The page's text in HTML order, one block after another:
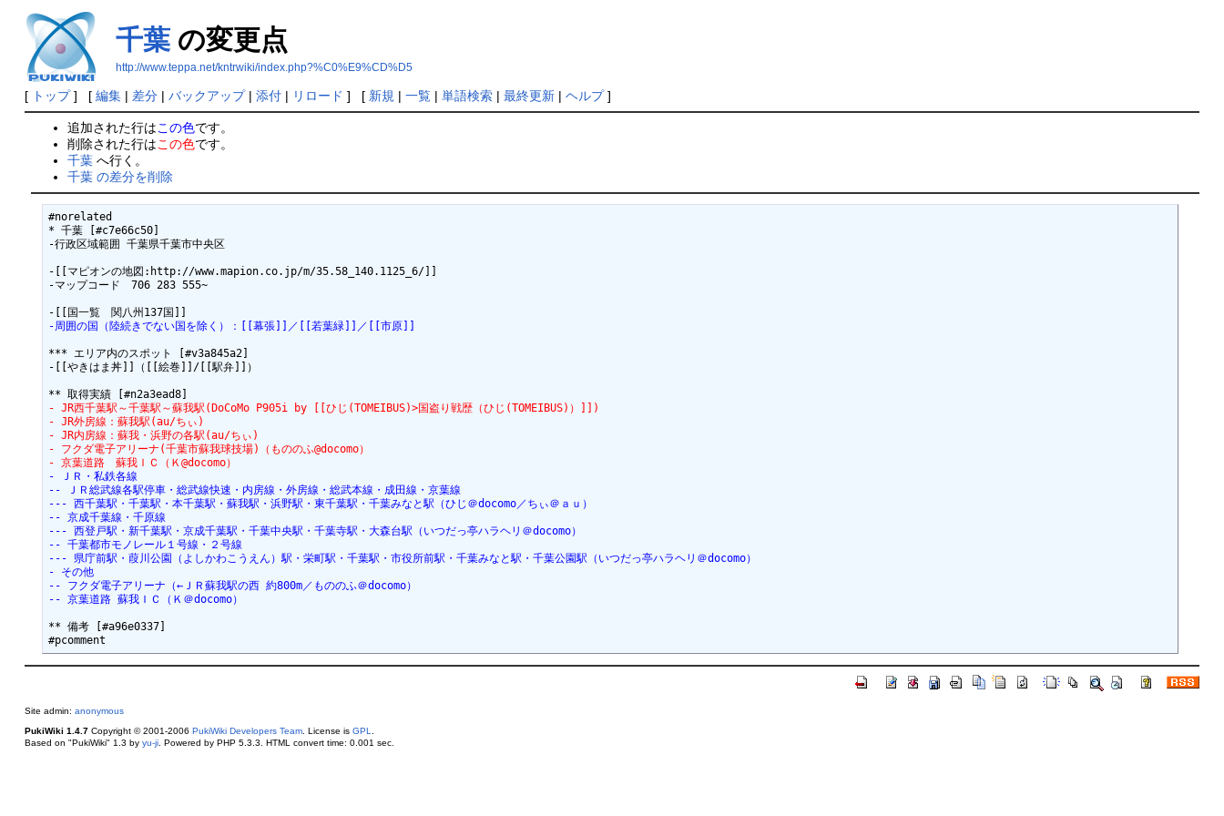
千葉の変更点
http://www.teppa.net/kntrwiki/index.php?%C0%E9%CD%D5
[ トップ] [ 編集| 差分| バックアップ| 添付| リロード ] [ 新規 | 一覧| 単語検索| 最終更新| ヘルプ]
追加された行はこの色です。
削除された行はこの色です。
千葉 へ行く。
千葉 の差分を削除
#norelated
* 千葉 [#c7e66c50]
-行政区域範囲 千葉県千葉市中央区
-[[マピオンの地図:http://www.mapion.co.jp/m/35.58_140.1125_6/]]
-マップコード　706 283 555~
-周囲の国（陸続きでない国を除く）：[[幕張]]／[[若葉緑]]／[[市原]]
*** エリア内のスポット [#v3a845a2]
-[[やきはま丼]]（[[絵巻]]/[[駅弁]]）
- JR西千葉駅～千葉駅～蘇我駅(DoCoMo P905i by [[ひじ(TOMEIBUS)>国盗り戦歴（ひじ(TOMEIBUS)）]])
- JR外房線：蘇我駅(au/ちぃ)
- JR内房線：蘇我・浜野の各駅(au/ちぃ)
- フクダ電子アリーナ(千葉市蘇我球技場)（もののふ@docomo）
- 京葉道路　蘇我ＩＣ（Ｋ@docomo）
- ＪＲ・私鉄各線
-- ＪＲ総武線各駅停車・総武線快速・内房線・外房線・総武本線・成田線・京葉線
--- 西千葉駅・千葉駅・本千葉駅・蘇我駅・浜野駅・東千葉駅・千葉みなと駅（ひじ＠docomo／ちぃ＠ａｕ）
-- 京成千葉線・千原線
--- 西登戸駅・新千葉駅・京成千葉駅・千葉中央駅・千葉寺駅・大森台駅（いつだっ亭ハラヘリ＠docomo）
-- 千葉都市モノレール１号線・２号線
--- 県庁前駅・葭川公園（よしかわこうえん）駅・栄町駅・千葉駅・市役所前駅・千葉みなと駅・千葉公園駅（いつだっ亭ハラヘリ＠docomo）
- その他
-- フクダ電子アリーナ（←ＪＲ蘇我駅の西 約800m／もののふ＠docomo）
-- 京葉道路 蘇我ＩＣ（Ｋ＠docomo）
** 備考 [#a96e0337]
Site admin: anonymous
PukiWiki 1.4.7Copyright © 2001-2006 PukiWiki Developers Team. License is GPL
Based on "PukiWiki" 1.3 by yu-ji. Powered by PHP 5.3.3. HTML convert time: 0.001 sec.